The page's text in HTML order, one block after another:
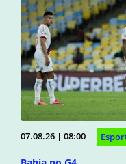
07.08.26 | 08:00